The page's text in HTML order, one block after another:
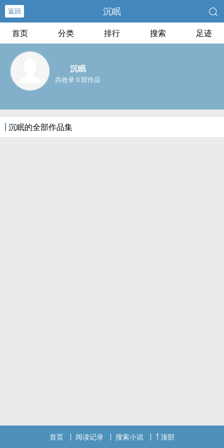
返回 沉眠
首页 分类 排行 搜索 足迹
沉眠
共收录 0 部作品
沉眠的全部作品集
首页 阅读记录 搜索小说 顶部